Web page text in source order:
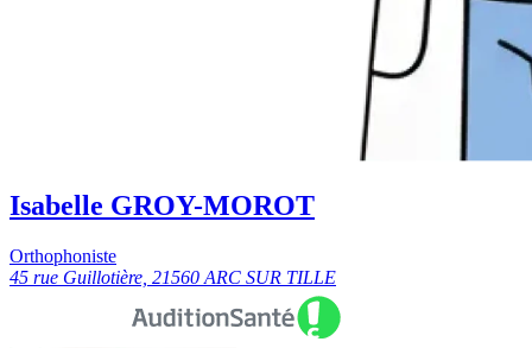
Isabelle GROY-MOROT
Orthophoniste
45 rue Guillotière, 21560 ARC SUR TILLE